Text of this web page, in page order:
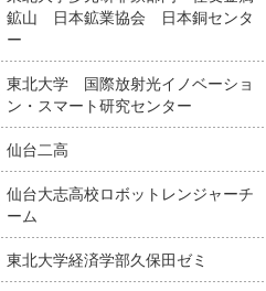
鉱山 日本鉱業協会 日本銅センタ
ー
東北大学 国際放射光イノベーショ
ン・スマート研究センター
仙台二高
仙台大志高校ロボットレンジャーチ
ーム
東北大学経済学部久保田ゼミ